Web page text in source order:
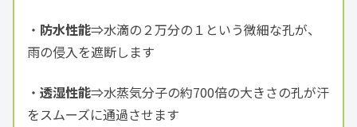
・ 防水性能⇒水滴の２万分の１という微細な孔が、
雨の侵入を遮断します
・ 透湿性能⇒水蒸気分子の約700倍の大きさの孔が汗
をスムーズに通過させます